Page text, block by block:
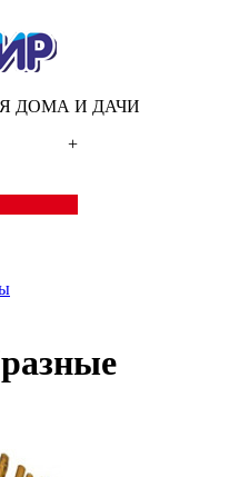
ДОМА И ДАЧИ
+